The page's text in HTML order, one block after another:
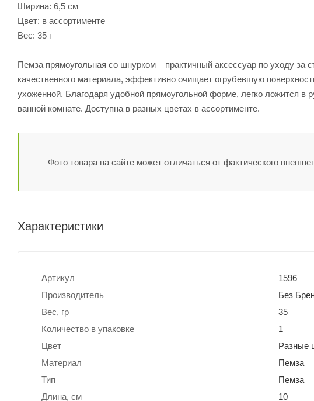
Ширина: 6,5 см
Цвет: в ассортименте
Вес: 35 г
Пемза прямоугольная со шнурком – практичный аксессуар по уходу за
качественного материала, эффективно очищает огрубевшую
ухоженной. Благодаря удобной прямоугольной форме, легко ложится в
ванной комнате. Доступна в разных цветах в ассортименте.
Фото товара на сайте может отличаться от фактического
Характеристики
Артикул
1596
Производитель
Без
Вес, гр
35
Количество в упаковке
1
Цвет
Разные
Материал
Пемза
Тип
Пемза
Длина, cм
10